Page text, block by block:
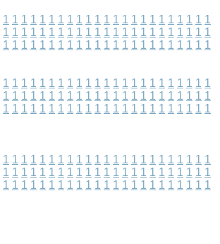
1 1 1 1 1 1 1 1 1 1 1 1 1 1 1 1 1 1 1 1 1 1 1
1 1 1 1 1 1 1 1 1 1 1 1 1 1 1 1 1 1 1 1 1 1 1
1 1 1 1 1 1 1 1 1 1 1 1 1 1 1 1 1 1 1 1 1 1 1
1 1 1 1 1 1 1 1 1 1 1 1 1 1 1 1 1 1 1 1 1 1 1
1 1 1 1 1 1 1 1 1 1 1 1 1 1 1 1 1 1 1 1 1 1 1
1 1 1 1 1 1 1 1 1 1 1 1 1 1 1 1 1 1 1 1 1 1 1
1 1 1 1 1 1 1 1 1 1 1 1 1 1 1 1 1 1 1 1 1 1 1
1 1 1 1 1 1 1 1 1 1 1 1 1 1 1 1 1 1 1 1 1 1 1
1 1 1 1 1 1 1 1 1 1 1 1 1 1 1 1 1 1 1 1 1 1 1